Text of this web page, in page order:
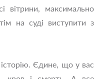
вітрини, максимально
на суді виступити з
історію. Єдине, що у вас